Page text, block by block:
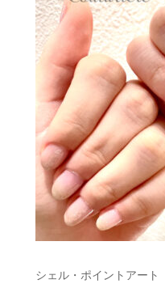
シェル・ポイントアート